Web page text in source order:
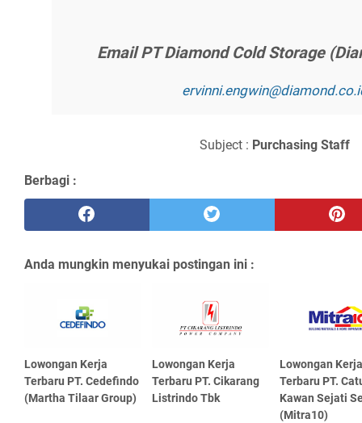
Emаіl PT Dіаmоnd Cоld Stоrаgе
Subject : Purсhаѕіng Stаff
Berbagi :
Anda mungkin menyukai postingan ini :
Lowongan Kerja
Terbaru PT. Cedefindo
(Martha Tilaar Group)
Lowongan Kerja
Terbaru PT. Cikarang
Listrindo Tbk
Lowongan Kerja
Terbaru PT.
Kawan Sejati
(Mitra10)